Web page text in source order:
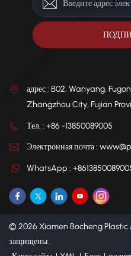
адрес : B02, Wanyang,
Zhangzhou City, Fujian
Тел. : +86 -13850089005
Электронная почта :
WhatsApp :
© 2026 Xiamen Bocheng Plastic
защищены .